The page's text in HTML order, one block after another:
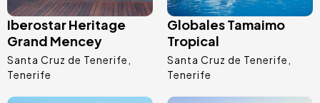
Iberostar Heritage
Grand Mencey
Santa Cruz de Tenerife
Tenerife
Globales Tamaimo
Tropical
Santa Cruz de Tenerife
Tenerife